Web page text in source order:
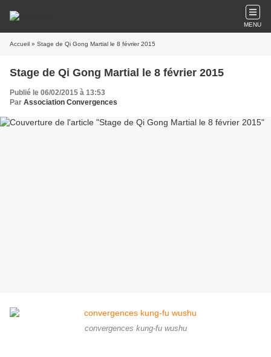
MENU
Accueil » Stage de Qi Gong Martial le 8 février 2015
Stage de Qi Gong Martial le 8 février 2015
Publié le 06/02/2015 à 13:53
Par Association Convergences
convergences kung-fu wushu